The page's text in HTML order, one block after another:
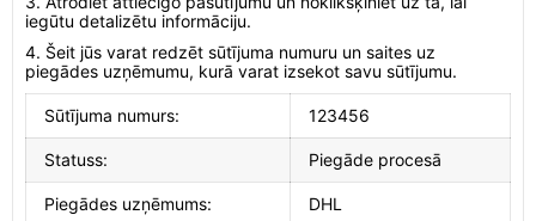
iegūtu detalizētu informāciju.
4. Šeit jūs varat redzēt sūtījuma numuru un saites uz
piegādes uzņēmumu, kurā varat izsekot savu sūtījumu.
Sūtījuma numurs: 123456
Statuss: Piegāde procesā
Piegādes uzņēmums: DHL